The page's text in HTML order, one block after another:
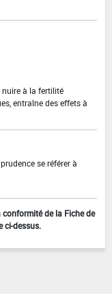
nuire à la fertilité
entraîne des effets à
se référer à
de la Fiche de
ci-dessus.